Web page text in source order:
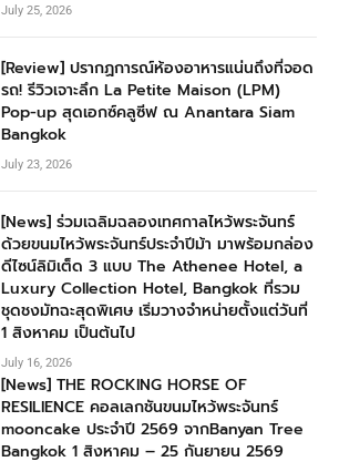
July 25, 2026
[Review] ปรากฏการณ์ห้องอาหารแน่นถึงที่จอด
รถ! รีวิวเจาะลึก La Petite Maison (LPM)
Pop-up สุดเอกซ์คลูซีฟ ณ Anantara Siam
Bangkok
July 23, 2026
[News] ร่วมเฉลิมฉลองเทศกาลไหว้พระจันทร์
ด้วยขนมไหว้พระจันทร์ประจำปีม้า มาพร้อมกล่อง
ดีไซน์ลิมิเต็ด 3 แบบ The Athenee Hotel, a
Luxury Collection Hotel, Bangkok ที่รวม
ชุดชงมัทฉะสุดพิเศษ เริ่มวางจำหน่ายตั้งแต่วันที่
1 สิงหาคม เป็นต้นไป
July 16, 2026
[News] THE ROCKING HORSE OF
RESILIENCE คอลเลกชันขนมไหว้พระจันทร์
mooncake ประจำปี 2569 จากBanyan Tree
Bangkok 1 สิงหาคม – 25 กันยายน 2569